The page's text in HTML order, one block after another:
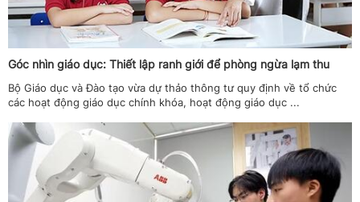
Góc nhìn giáo dục: Thiết lập ranh giới để phòng ngừa lạm thu
Bộ Giáo dục và Đào tạo vừa dự thảo thông tư quy định về tổ chức
các hoạt động giáo dục chính khóa, hoạt động giáo dục ...